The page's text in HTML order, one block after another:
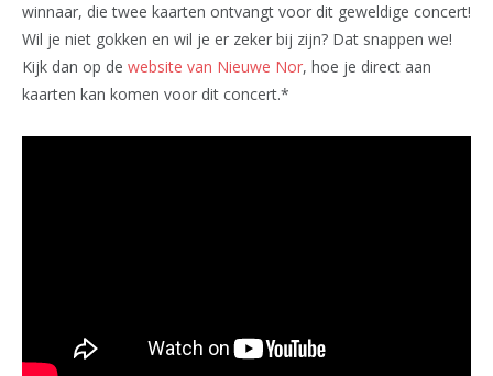
winnaar, die twee kaarten ontvangt voor dit geweldige concert!
Wil je niet gokken en wil je er zeker bij zijn? Dat snappen we!
Kijk dan op de website van Nieuwe Nor, hoe je direct aan
kaarten kan komen voor dit concert.*